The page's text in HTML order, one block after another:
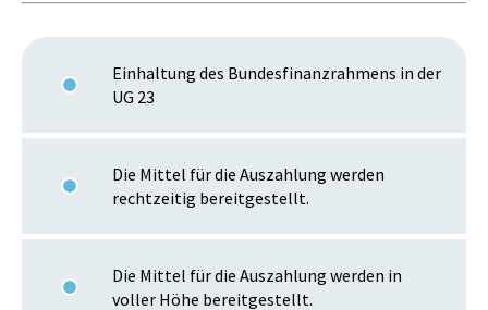
Einhaltung des Bundesfinanzrahmens in der
UG 23
Die Mittel für die Auszahlung werden
rechtzeitig bereitgestellt.
Die Mittel für die Auszahlung werden in
voller Höhe bereitgestellt.